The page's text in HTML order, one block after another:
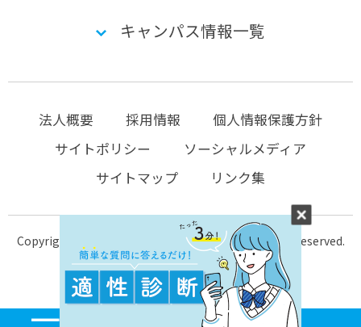
キャンパス情報一覧
法人概要 採用情報
個人情報保護方針
サイトポリシー
ソーシャルメディア
サイトマップ
リンク集
Copyright © 2004-2026 KTC-school.com All Rights Reserved.